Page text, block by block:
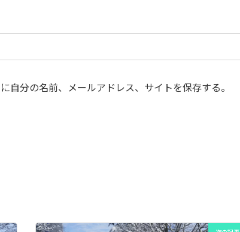
自分の名前、メールアドレス、サイトを保存する。